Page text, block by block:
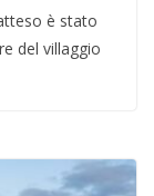
è stato
del villaggio